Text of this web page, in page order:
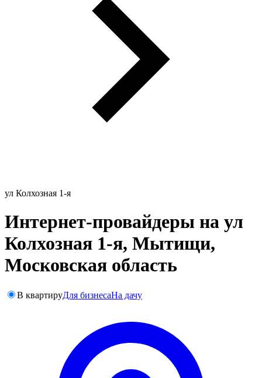
ул Колхозная 1-я
Интернет-провайдеры на ул
Колхозная 1-я, Мытищи,
Московская область
В квартируДля бизнесаНа дачу